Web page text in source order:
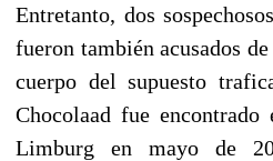
Entretanto, dos
fueron también acusados
cuerpo del supuesto
Chocolaad fue
Limburg en mayo de